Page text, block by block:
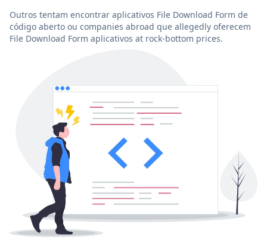
Outros tentam encontrar aplicativos File Download Form de
código aberto ou companies abroad que allegedly oferecem
File Download Form aplicativos at rock-bottom prices.